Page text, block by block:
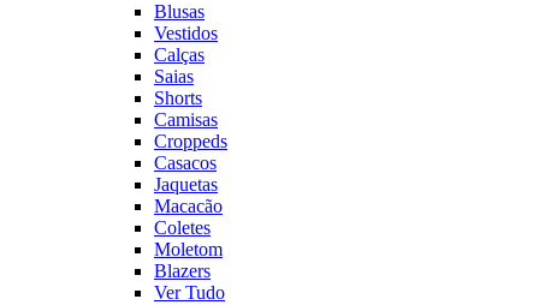
Blusas
Vestidos
Calças
Saias
Shorts
Camisas
Croppeds
Casacos
Jaquetas
Macacão
Coletes
Moletom
Blazers
Ver Tudo